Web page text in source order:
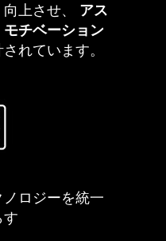
上させ、
アス
モチベーション
れています。
ロジーを統一
す